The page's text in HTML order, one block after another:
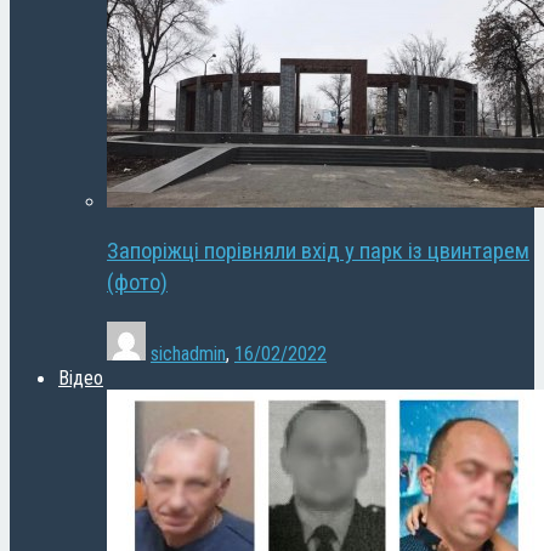
Запоріжці порівняли вхід у парк із цвинтарем
(фото)
sichadmin, 16/02/2022
Відео